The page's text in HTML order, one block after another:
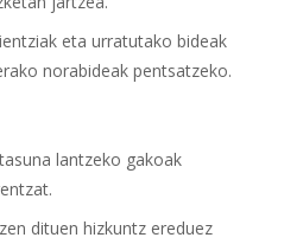
eta urratutako bideak
norabideak pentsatzeko.
lantzeko gakoak
dituen hizkuntz ereduez